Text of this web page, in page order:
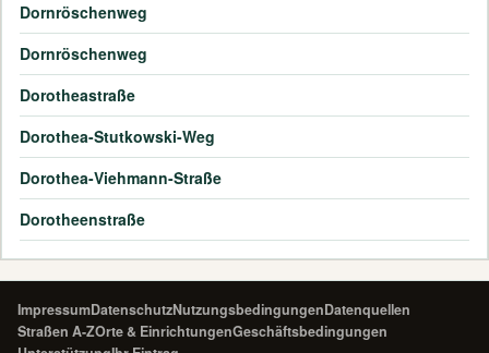
Dornröschenweg
Dornröschenweg
Dorotheastraße
Dorothea-Stutkowski-Weg
Dorothea-Viehmann-Straße
Dorotheenstraße
ImpressumDatenschutzNutzungsbedingungenDatenquellen
Straßen A-ZOrte & EinrichtungenGeschäftsbedingungen